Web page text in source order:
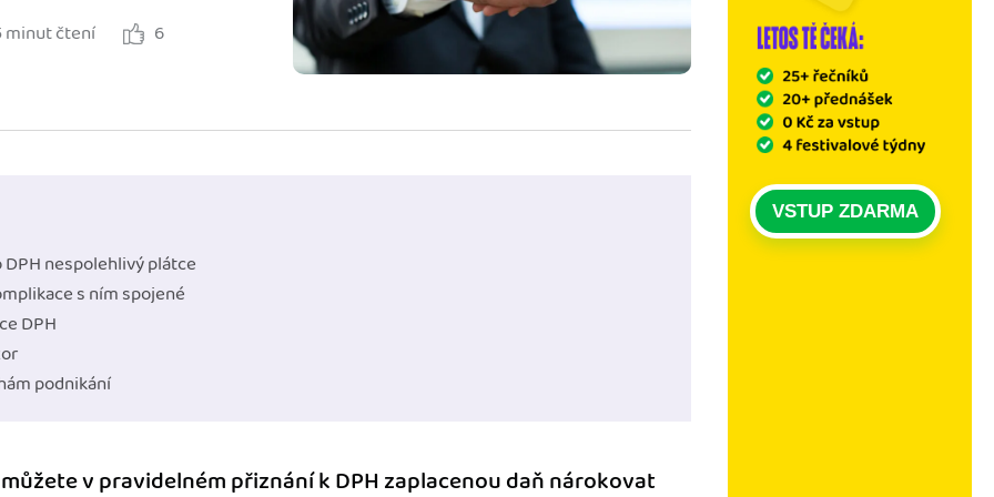
VSTUP ZDARMA
minut čtení 6
DPH nespolehlivý plátce
s ním spojené
DPH
podnikání
v pravidelném přiznání k DPH zaplacenou daň nárokovat